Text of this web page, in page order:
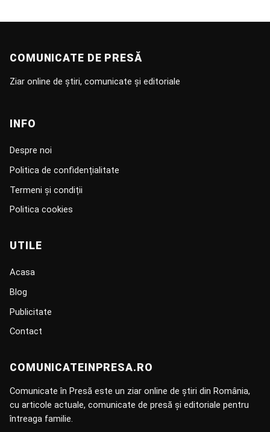
COMUNICATE DE PRESĂ
Ziar online de știri, comunicate și editoriale
INFO
Despre noi
Politica de confidențialitate
Termeni și condiții
Politica cookies
UTILE
Acasa
Blog
Publicitate
Contact
COMUNICATEINPRESA.RO
Comunicate în Presă este un ziar online de știri din România,
cu articole actuale, comunicate de presă și editoriale pentru
întreaga familie.